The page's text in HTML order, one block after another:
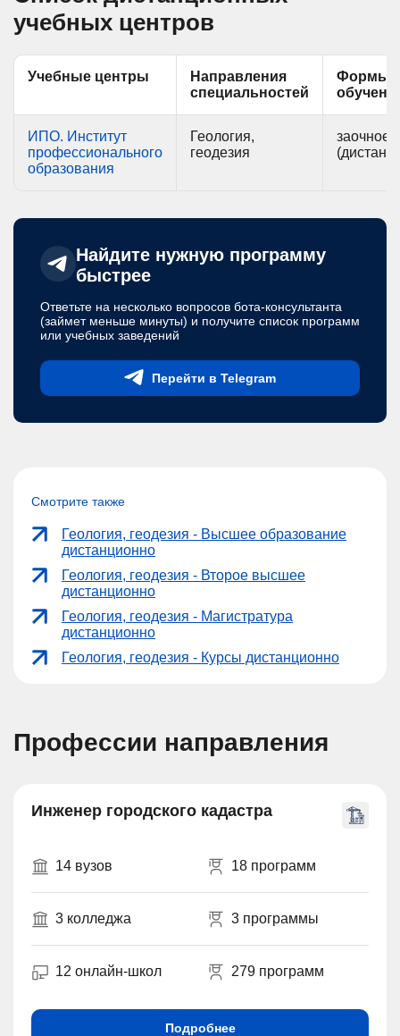
учебных центров
Учебные центры
Направления
специальностей
Формы
ИПО. Институт
профессионального
образования
Геология,
геодезия
заочное
Найдите нужную программу
быстрее
Ответьте на несколько вопросов бота-консультанта
(займет меньше минуты) и получите список программ
или учебных заведений
Перейти в Telegram
Смотрите также
Геология, геодезия - Высшее образование
дистанционно
Геология, геодезия - Второе высшее
дистанционно
Геология, геодезия - Магистратура
дистанционно
Геология, геодезия - Курсы дистанционно
Профессии направления
Инженер городского кадастра
14 вузов 18 программ
3 колледжа 3 программы
12 онлайн-школ 279 программ
Подробнее